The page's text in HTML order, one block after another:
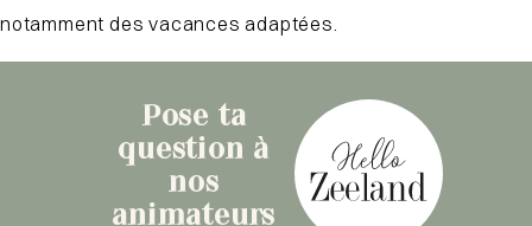
notamment des vacances adaptées.
Pose ta
question à
nos
animateurs